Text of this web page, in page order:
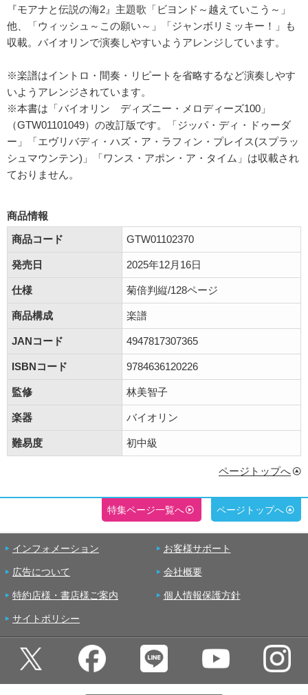
『モアナと伝説の海2』主題歌「ビヨンド～越えていこう～」
他、「ウィッシュ～この願い～」「ジャンボリミッキー！」も
収載。バイオリンで演奏しやすいようアレンジしています。
※楽譜はイントロ・間奏・リピートを省略するなど演奏しやす
いようアレンジされています。
※本書は「バイオリン ディズニー・メロディーズ100」
（GTW01101049）の改訂版です。「ジッパ・ディ・ドゥーダ
ー」「エヴリバディ・ハズ・ア・ラフィン・プレイス(スプラッ
シュマウンテン)」「ワンス・アポン・ア・タイム」は収載され
ておりません。
商品情報
商品コード
GTW01102370
発売日 2025年12月16日
仕様 菊倍判縦/128ページ
商品構成 楽譜
JANコード 4947817307365
ISBNコード 9784636120226
監修 林美智子
楽器 バイオリン
難易度 初中級
ページトップへ
特集ページ一覧へ ページトップへ
インフォメーション お客様サポート
広告について 会社概要
特約店様・書店様ご案内 個人情報保護方針
サイトポリシー